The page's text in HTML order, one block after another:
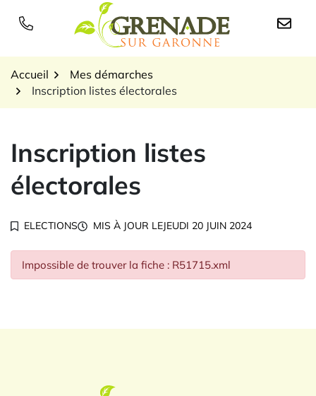
Logo Grenade sur
Accueil
Mes démarches
Inscription listes électorales
Inscription listes
électorales
ELECTIONS MIS À JOUR LEJEUDI 20 JUIN 2024
Impossible de trouver la fiche : R51715.xml